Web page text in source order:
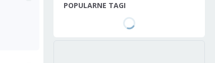
POPULARNE TAGI